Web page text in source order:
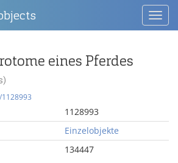
eines Pferdes
1128993
Einzelobjekte
134447